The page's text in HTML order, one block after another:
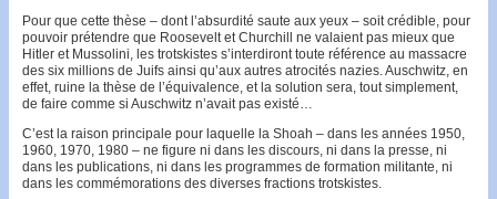
Pour que cet­te thèse – dont l’absurdité saute aux yeux – soit cré­dible, pour
pouvoir prétendre que Roosevelt et Churchill ne va­laient pas mieux que
Hitler et Mussolini, les trotskistes s’interdiront tou­te référence au massacre
des six mil­lions de Juifs ainsi qu’aux autres atrocités nazies. Auschwitz, en
effet, ruine la thèse de l’équivalence, et la solution sera, tout sim­plement,
de faire comme si Auschwitz n’avait pas existé…
C’est la raison principale pour laquelle la Shoah – dans les années 1950,
1960, 1970, 1980 – ne figure ni dans les discours, ni dans la presse, ni
dans les publications, ni dans les program­mes de formation militante, ni
dans les commé­morations des diver­ses frac­tions trotskistes.